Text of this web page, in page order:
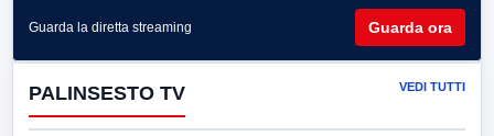
Guarda la diretta streaming Guarda ora
PALINSESTO TV VEDI TUTTI